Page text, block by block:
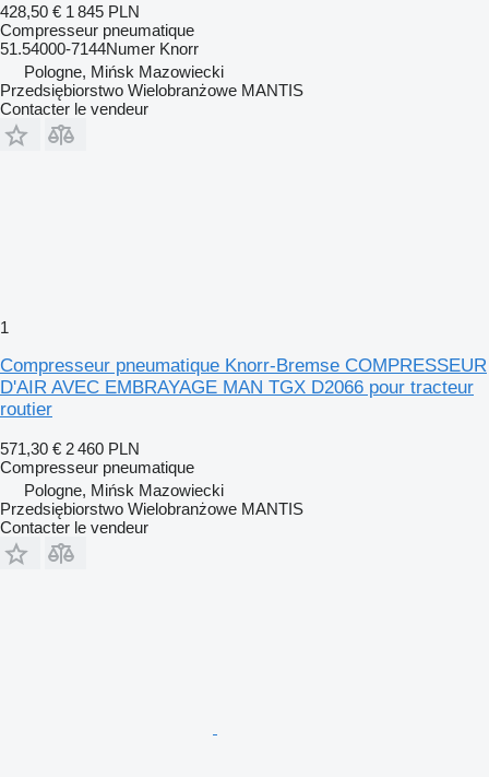
428,50 € 1 845 PLN
Compresseur pneumatique
51.54000-7144Numer Knorr
Pologne, Mińsk Mazowiecki
Przedsiębiorstwo Wielobranżowe MANTIS
Contacter le vendeur
1
Compresseur pneumatique Knorr-Bremse COMPRESSEUR
D'AIR AVEC EMBRAYAGE MAN TGX D2066 pour tracteur
routier
571,30 € 2 460 PLN
Compresseur pneumatique
Pologne, Mińsk Mazowiecki
Przedsiębiorstwo Wielobranżowe MANTIS
Contacter le vendeur